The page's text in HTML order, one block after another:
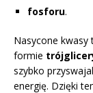
fosforu.
Nasycone kwasy
formie
szybko
energię. Dzięki